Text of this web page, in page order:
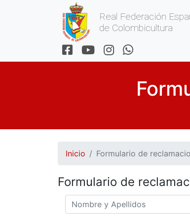
Real Federación
de Colombicultura
Inicio Formulario de
Formulario de